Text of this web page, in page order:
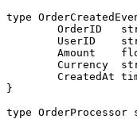
type
	OrderID
	UserID
	Amount
	Currency
	CreatedAt
}
type OrderProcessor